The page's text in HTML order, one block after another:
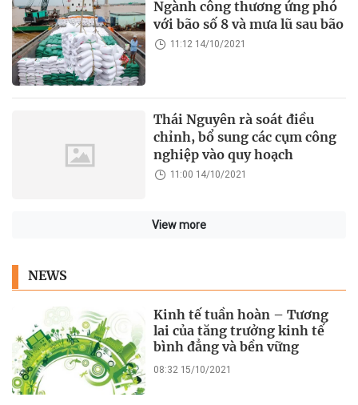
Ngành công thương ứng phó
với bão số 8 và mưa lũ sau bão
11:12 14/10/2021
Thái Nguyên rà soát điều
chỉnh, bổ sung các cụm công
nghiệp vào quy hoạch
11:00 14/10/2021
View more
NEWS
Kinh tế tuần hoàn – Tương
lai của tăng trưởng kinh tế
bình đẳng và bền vững
08:32 15/10/2021